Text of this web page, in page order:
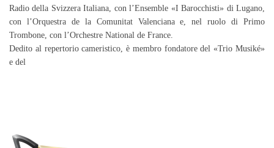
Radio della Svizzera Italiana, con l’Ensemble «I Barocchisti» di Lugano,
con l’Orquestra de la Comunitat Valenciana e, nel ruolo di Primo
Trombone, con l’Orchestre National de France.
Dedito al repertorio cameristico, è membro fondatore del «Trio Musiké»
e del